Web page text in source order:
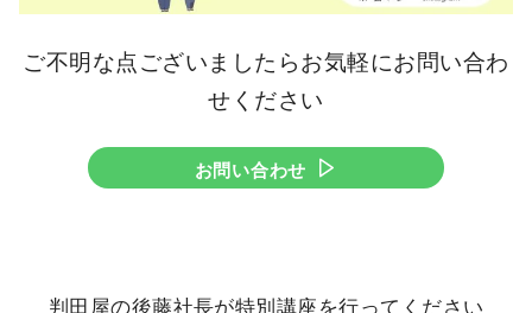
ご不明な点ございましたらお気軽にお問い合わ
せください
お問い合わせ
判田屋の後藤社長が特別講座を行ってください